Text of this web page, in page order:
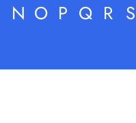
N O P Q R S